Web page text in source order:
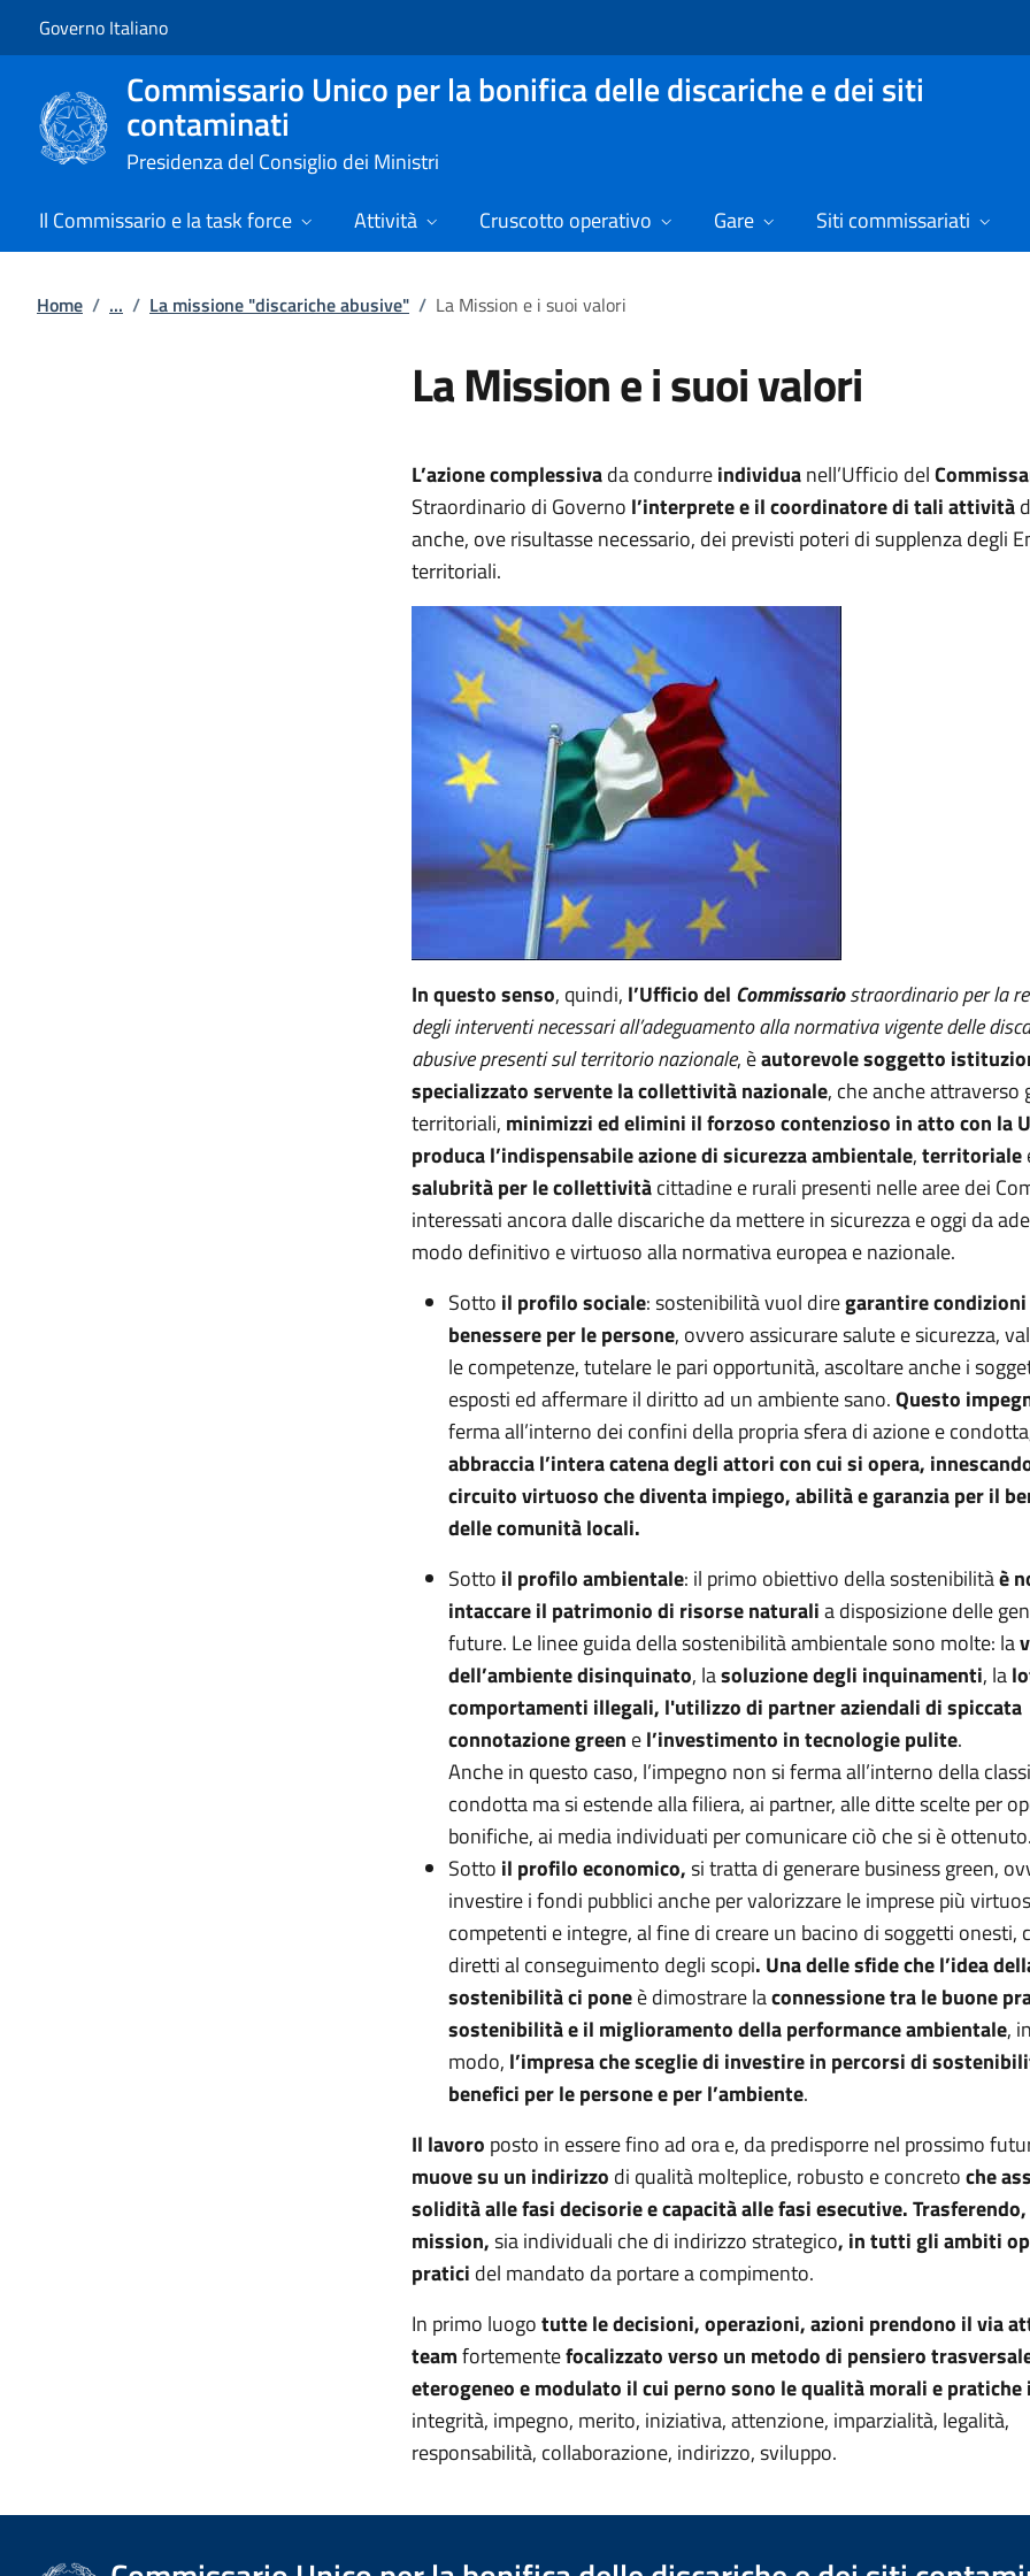
Governo Italiano
Commissario Unico per la bonifica delle discariche e dei siti
contaminati
Presidenza del Consiglio dei Ministri
Il Commissario e la task force Attività Cruscotto operativo Gare Siti commissariati
Home / ... / La missione "discariche abusive" / La Mission e i suoi valori
La Mission e i suoi valori
L’azione complessivada condurreindividuanell’Ufficio del
Straordinario di Governo l’interprete e il coordinatoredi tali attività
anche, ove risultasse necessario, dei previsti poteri di supplenza degli
territoriali.
In questo senso, quindi, l’Ufficio del Commissariostraordinario per la
degli interventi necessari all’adeguamento alla normativa vigente delle
abusive presenti sul territorio nazionale, èautorevole soggetto
specializzato servente la collettività nazionale, che anche attraverso
territoriali, minimizzi ed elimini il forzoso contenzioso in atto con la
produca l’indispensabile azione di sicurezza ambientale,territoriale
salubrità per le collettivitàcittadine e rurali presenti nelle aree dei
interessati ancora dalle discariche da mettere in sicurezza e oggi da
modo definitivo e virtuoso alla normativa europea e nazionale.
Sotto il profilo sociale: sostenibilità vuol diregarantire
benessere per le persone, ovvero assicurare salute e sicurezza,
le competenze, tutelare le pari opportunità, ascoltare anche i
esposti ed affermare il diritto ad un ambiente sano.Questo
ferma all’interno dei confini della propria sfera di azione e
abbraccia l’intera catena degli attori con cui si opera,
circuito virtuoso che diventa impiego, abilità e garanzia per il
delle comunità locali.
Sotto il profilo ambientale: il primo obiettivo della sostenibilitàè
intaccare il patrimonio di risorse naturalia disposizione delle
future. Le linee guida della sostenibilità ambientale sono molte: la
dell’ambiente disinquinato, lasoluzione degli inquinamenti, la
comportamenti illegali, l'utilizzo di partner aziendali di spiccata
connotazione green el’investimento in tecnologie pulite.
Anche in questo caso, l’impegno non si ferma all’interno della
condotta ma si estende alla filiera, ai partner, alle ditte scelte per
bonifiche, ai media individuati per comunicare ciò che si è ottenuto.
Sotto il profilo economico,si tratta di generare business green,
investire i fondi pubblici anche per valorizzare le imprese più
competenti e integre, al fine di creare un bacino di soggetti onesti,
diretti al conseguimento degli scopi. Una delle sfide che l’idea
sostenibilità ci poneè dimostrare laconnessione tra le buone
sostenibilità e il miglioramento della performance ambientale,
modo, l’impresa che sceglie di investire in percorsi di
benefici per le persone e per l’ambiente.
Il lavoro posto in essere fino ad ora e, da predisporre nel prossimo
muove su un indirizzo di qualità molteplice, robusto e concretoche
solidità alle fasi decisorie e capacità alle fasi esecutive.
mission,sia individuali che di indirizzo strategico, in tutti gli ambiti
pratici del mandato da portare a compimento.
In primo luogotutte le decisioni, operazioni, azioni prendono il via
teamfortementefocalizzato verso un metodo di pensiero
eterogeneo e modulato il cui perno sono le qualità morali e
integrità, impegno, merito, iniziativa, attenzione, imparzialità, legalità,
responsabilità, collaborazione, indirizzo, sviluppo.